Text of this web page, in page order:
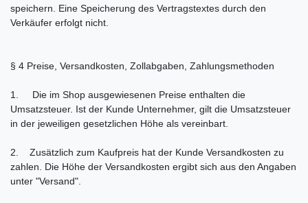
speichern. Eine Speicherung des Vertragstextes durch den
Verkäufer erfolgt nicht.
§ 4 Preise, Versandkosten, Zollabgaben, Zahlungsmethoden
1. Die im Shop ausgewiesenen Preise enthalten die
Umsatzsteuer. Ist der Kunde Unternehmer, gilt die Umsatzsteuer
in der jeweiligen gesetzlichen Höhe als vereinbart.
2. Zusätzlich zum Kaufpreis hat der Kunde Versandkosten zu
zahlen. Die Höhe der Versandkosten ergibt sich aus den Angaben
unter "Versand".